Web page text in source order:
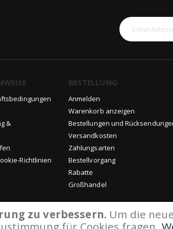
zu verbessern. Um die
&
Richtlinien
BESTELLUNG
Anmelden
Warenkorb anzeigen
Bestellungen und
Versandkosten
Zahlungsarten
Bestellvorgang
Rabatte
Großhandel